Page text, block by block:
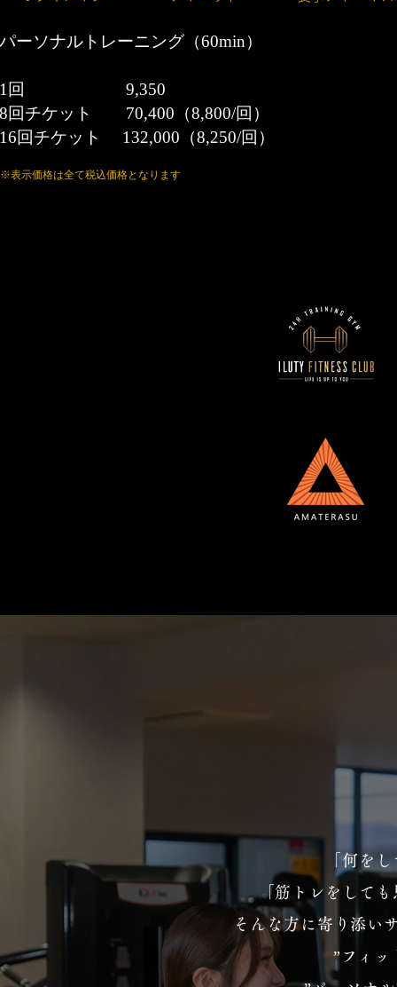
​パーソナルトレーニング（60min）
1回 9,350
8回チケット 70,400（8,800/回）
16回チケット 132,000（8,250/回）
​※表示価格は全て税込価格となります
「何を
「筋トレをして
そんな方に寄り添い
”フィッ